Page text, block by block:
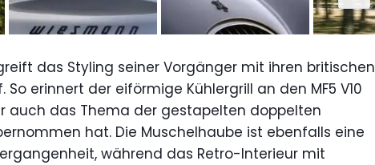
das Styling seiner Vorgänger mit ihren britischen
So erinnert der eiförmige Kühlergrill an den MF5 V10
auch das Thema der gestapelten doppelten
hat. Die Muschelhaube ist ebenfalls eine
während das Retro-Interieur mit